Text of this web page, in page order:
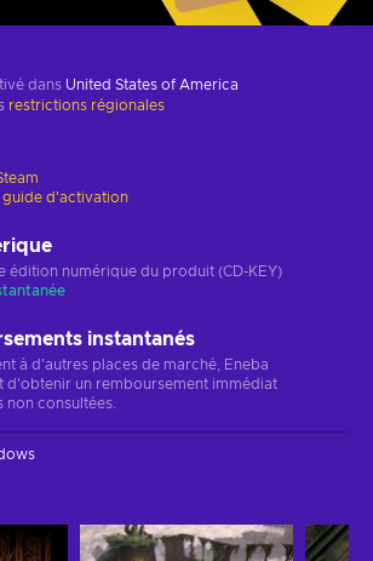
dans United States of America
restrictions régionales
guide d'activation
édition numérique du produit (CD-KEY)
instantanés
à d'autres places de marché, Eneba
d'obtenir un remboursement immédiat
non consultées.